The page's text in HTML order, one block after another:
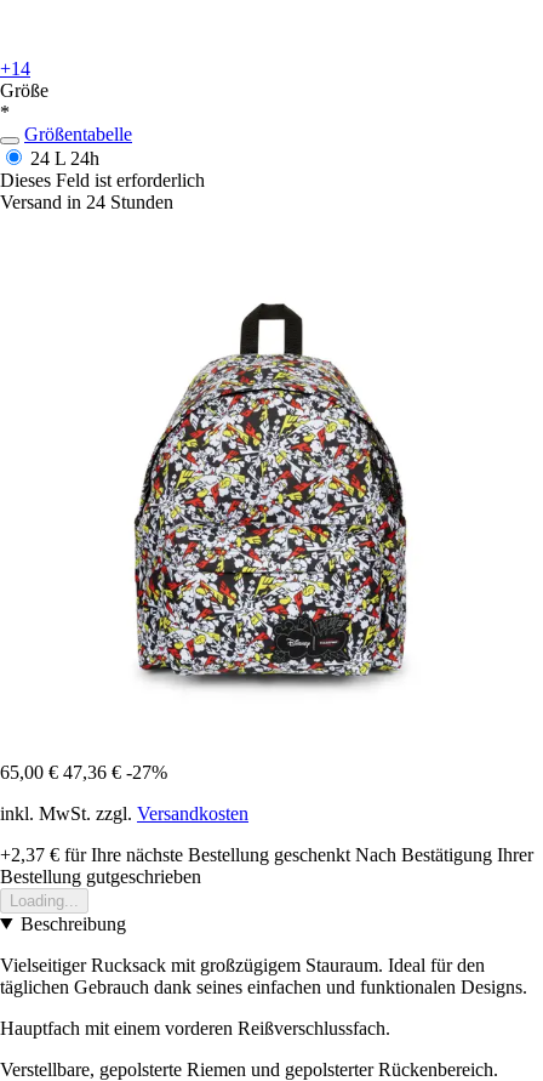
+14
Größe
*
Größentabelle
24 L 24h
Dieses Feld ist erforderlich
Versand in 24 Stunden
65,00 € 47,36 € -27%
inkl. MwSt. zzgl. Versandkosten
+2,37 € für Ihre nächste Bestellung geschenkt Nach Bestätigung Ihrer
Bestellung gutgeschrieben
Loading...
Beschreibung
Vielseitiger Rucksack mit großzügigem Stauraum. Ideal für den
täglichen Gebrauch dank seines einfachen und funktionalen Designs.
Hauptfach mit einem vorderen Reißverschlussfach.
Verstellbare, gepolsterte Riemen und gepolsterter Rückenbereich.